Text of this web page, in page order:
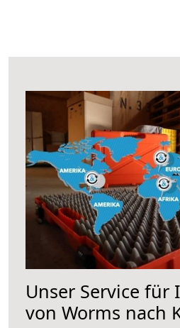
Unser Service für
von Worms nach